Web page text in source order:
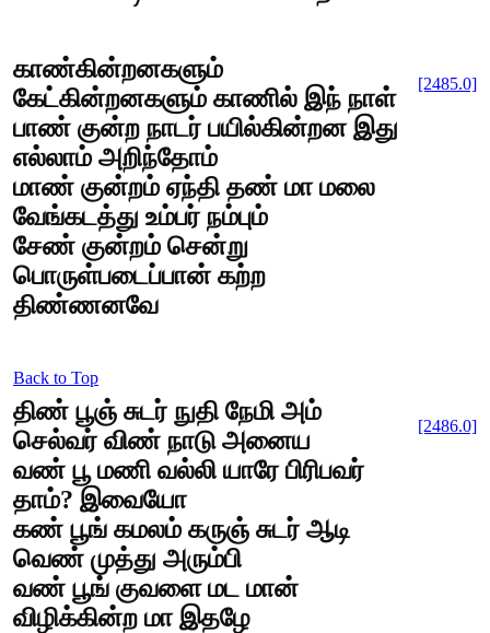
காண்கின்றனகளும்
கேட்கின்றனகளும் காணில் இந் நாள்
பாண் குன்ற நாடர் பயில்கின்றன இது
எல்லாம் அறிந்தோம்
மாண் குன்றம் ஏந்தி தண் மா மலை
வேங்கடத்து உம்பர் நம்பும்
சேண் குன்றம் சென்று
பொருள்படைப்பான் கற்ற
திண்ணனவே
[2485.0]
Back to Top
திண் பூஞ் சுடர் நுதி நேமி அம்
செல்வர் விண் நாடு அனைய
வண் பூ மணி வல்லி யாரே பிரிபவர்
தாம்? இவையோ
கண் பூங் கமலம் கருஞ் சுடர் ஆடி
வெண் முத்து அரும்பி
வண் பூங் குவளை மட மான்
விழிக்கின்ற மா இதழே
[2486.0]